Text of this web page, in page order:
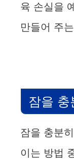
육 손실을
만들어 주
잠을
잠을 충분
이는 방법